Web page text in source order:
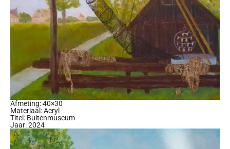
Afmeting: 40×30
Materiaal: Acryl
Titel: Buitenmuseum
Jaar: 2024